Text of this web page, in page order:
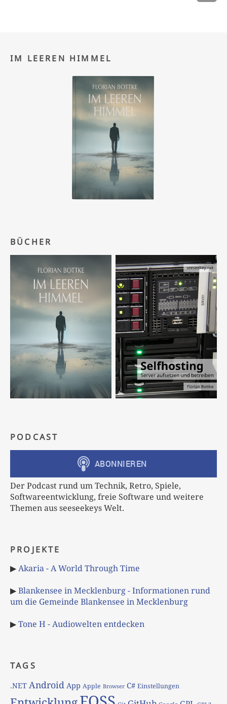
IM LEEREN HIMMEL
BÜCHER
PODCAST
Der Podcast rund um Technik, Retro, Spiele,
Softwareentwicklung, freie Software und weitere
Themen aus seeseekeys Welt.
PROJEKTE
▶Akaria - A World Through Time
▶Blankensee in Mecklenburg - Informationen rund
um die Gemeinde Blankensee in Mecklenburg
▶Tone H - Audiowelten entdecken
TAGS
.NET Android App Apple Browser C# Einstellungen